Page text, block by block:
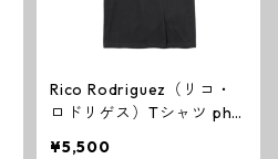
Rico Rodriguez（リコ・
ロドリゲス）Tシャツ pho
¥5,500